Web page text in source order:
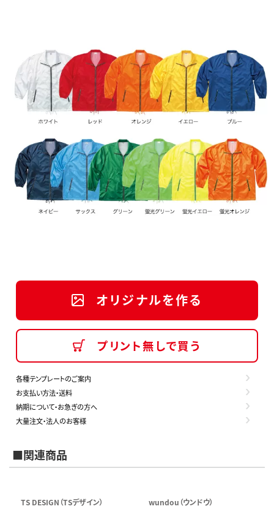
オリジナルを作る
プリント無しで買う
各種テンプレートのご案内
お支払い方法・送料
納期について・お急ぎの方へ
大量注文・法人のお客様
■関連商品
TS DESIGN（TSデザイン）
wundou（ウンドウ）